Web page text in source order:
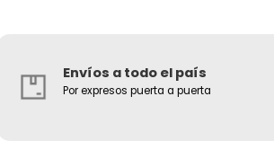
Envíos a todo el país
Por expresos puerta a puerta